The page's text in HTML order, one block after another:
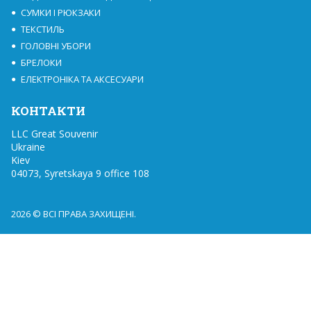
СУМКИ І РЮКЗАКИ
ТЕКСТИЛЬ
ГОЛОВНІ УБОРИ
БРЕЛОКИ
ЕЛЕКТРОНІКА ТА АКСЕСУАРИ
КОНТАКТИ
LLC Great Souvenir
Ukraine
Kiev
04073, Syretskaya 9 office 108
2026 © ВСІ ПРАВА ЗАХИЩЕНІ.